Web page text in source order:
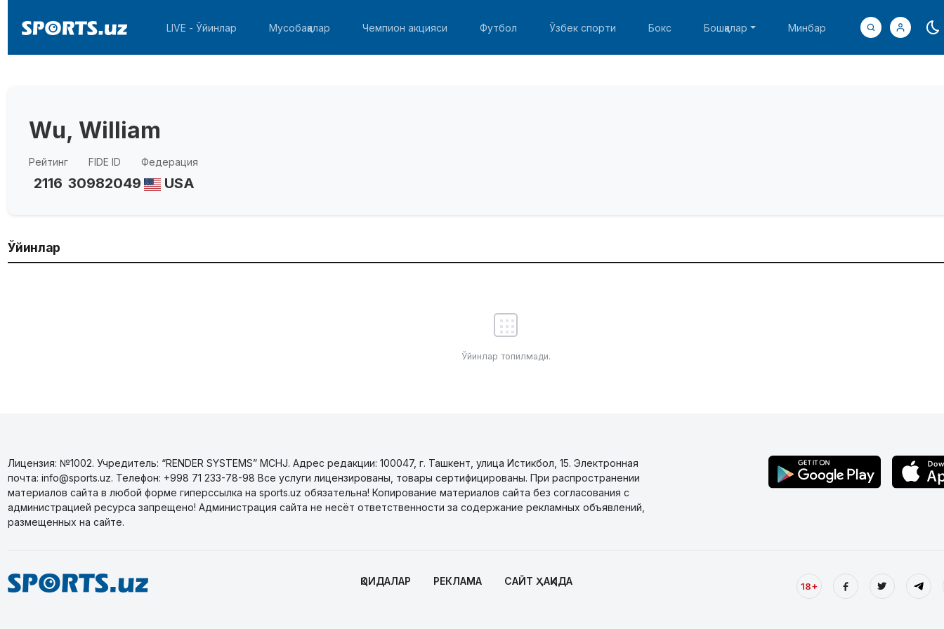
LIVE - Ўйинлар Мусобақалар Чемпион акцияси Футбол Ўзбек спорти Бокс Бошқалар Минбар
Wu, William
Рейтинг
2116
FIDE ID
30982049
Федерация
USA
Ўйинлар
Ўйинлар топилмади.
Лицензия: №1002. Учредитель: “RENDER SYSTEMS” MCHJ. Адрес редакции: 100047, г. Ташкент, улица Истикбол, 15. Электронная
почта: info@sports.uz. Телефон: +998 71 233-78-98 Все услуги лицензированы, товары сертифицированы. При распространении
материалов сайта в любой форме гиперссылка на sports.uz обязательна! Копирование материалов сайта без согласования с
администрацией ресурса запрещено! Администрация сайта не несёт ответственности за содержание рекламных объявлений,
размещенных на сайте.
ҚОИДАЛАР РЕКЛАМА САЙТ ҲАҚИДА 18+